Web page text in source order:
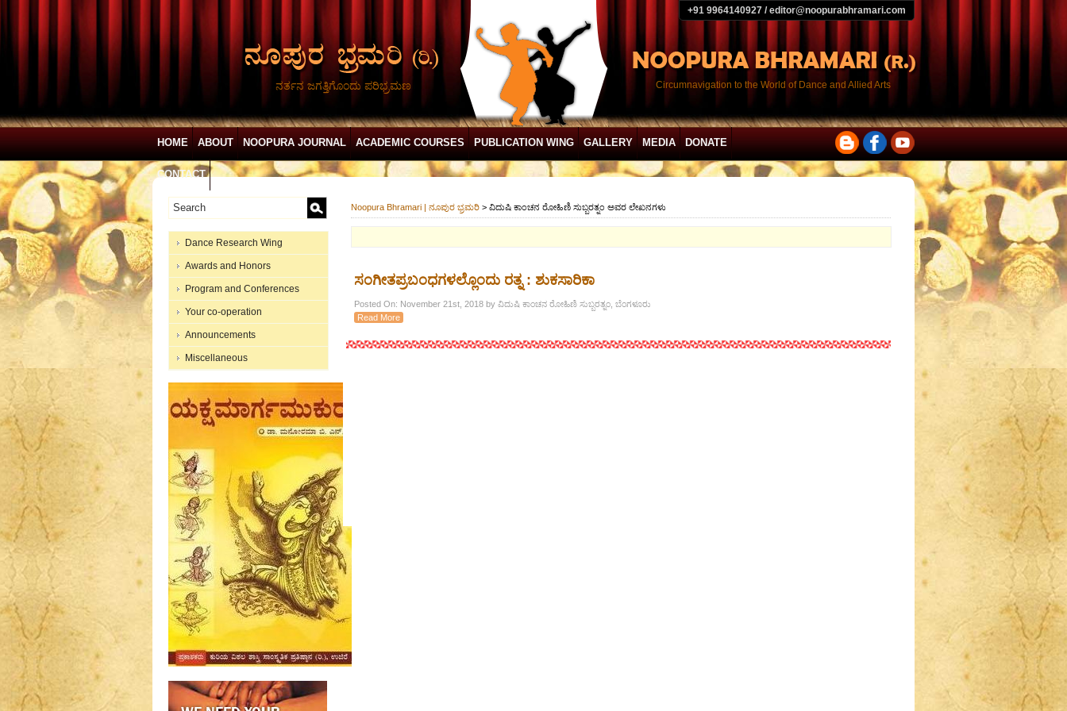
+91 9964140927 / editor@noopurabhramari.com
ನರ್ತನ ಜಗತ್ತಿಗೊಂದು ಪರಿಭ್ರಮಣ Circumnavigation to the World of Dance and Allied Arts
HOME ABOUT NOOPURA JOURNAL ACADEMIC COURSES PUBLICATION WING GALLERY MEDIA DONATE
CONTACT
Dance Research Wing
Awards and Honors
Program and Conferences
Your co-operation
Announcements
Miscellaneous
Noopura Bhramari | ನೂಪುರ ಭ್ರಮರಿ > ವಿದುಷಿ ಕಾಂಚನ ರೋಹಿಣಿ ಸುಬ್ಬರತ್ನಂ ಅವರ ಲೇಖನಗಳು
ಸಂಗೀತಪ್ರಬಂಧಗಳಲ್ಲೊಂದು ರತ್ನ : ಶುಕಸಾರಿಕಾ
Posted On: November 21st, 2018 by ವಿದುಷಿ ಕಾಂಚನ ರೋಹಿಣಿ ಸುಬ್ಬರತ್ನಂ, ಬೆಂಗಳೂರು
Read More